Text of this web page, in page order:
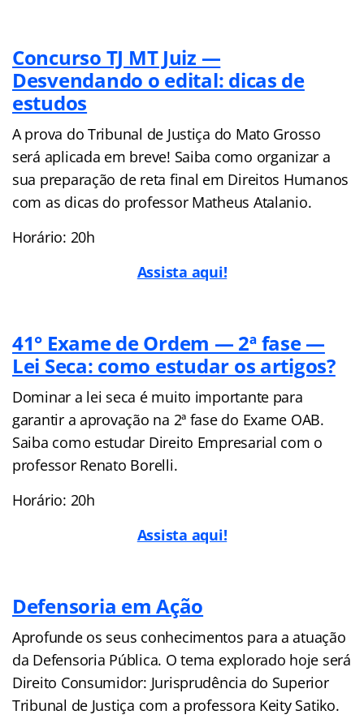
Concurso TJ MT Juiz —
Desvendando o edital: dicas de
estudos
A prova do Tribunal de Justiça do Mato Grosso
será aplicada em breve! Saiba como organizar a
sua preparação de reta final em Direitos Humanos
com as dicas do professor Matheus Atalanio.
Horário: 20h
Assista aqui!
41° Exame de Ordem — 2ª fase —
Lei Seca: como estudar os artigos?
Dominar a lei seca é muito importante para
garantir a aprovação na 2ª fase do Exame OAB.
Saiba como estudar Direito Empresarial com o
professor Renato Borelli.
Horário: 20h
Assista aqui!
Defensoria em Ação
Aprofunde os seus conhecimentos para a atuação
da Defensoria Pública. O tema explorado hoje será
Direito Consumidor: Jurisprudência do Superior
Tribunal de Justiça com a professora Keity Satiko.